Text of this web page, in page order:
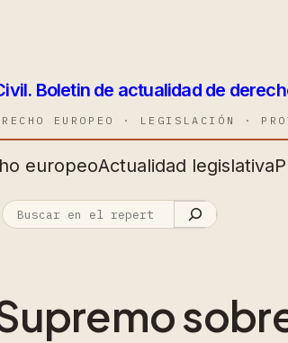
Boletin de actualidad de
EUROPEO · LEGISLACIÓN ·
europeoActualidad legislativa